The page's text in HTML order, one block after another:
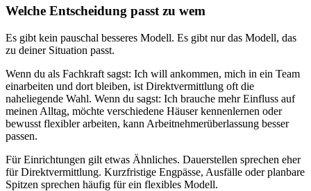
Welche Entscheidung passt zu wem
Es gibt kein pauschal besseres Modell. Es gibt nur das Modell, das
zu deiner Situation passt.
Wenn du als Fachkraft sagst: Ich will ankommen, mich in ein Team
einarbeiten und dort bleiben, ist Direktvermittlung oft die
naheliegende Wahl. Wenn du sagst: Ich brauche mehr Einfluss auf
meinen Alltag, möchte verschiedene Häuser kennenlernen oder
bewusst flexibler arbeiten, kann Arbeitnehmerüberlassung besser
passen.
Für Einrichtungen gilt etwas Ähnliches. Dauerstellen sprechen eher
für Direktvermittlung. Kurzfristige Engpässe, Ausfälle oder planbare
Spitzen sprechen häufig für ein flexibles Modell.